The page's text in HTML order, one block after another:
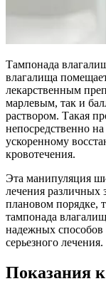
Тампонада
влагалища
лекарственным
марлевым, так и
раствором. Такая
непосредственно
ускоренному
кровотечения.
Эта манипуляция
лечения различных
плановом порядке,
тампонада
надежных способов
серьезного лечения.
Показания